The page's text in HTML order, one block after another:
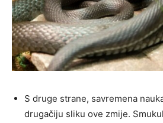
S druge strane, savremena
drugačiju sliku ove zmije.